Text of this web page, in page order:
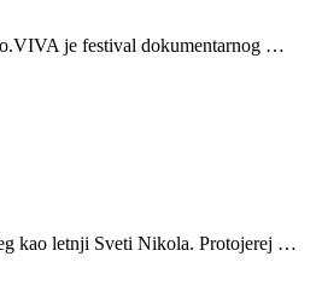
je festival dokumentarnog …
kao letnji Sveti Nikola. Protojerej …